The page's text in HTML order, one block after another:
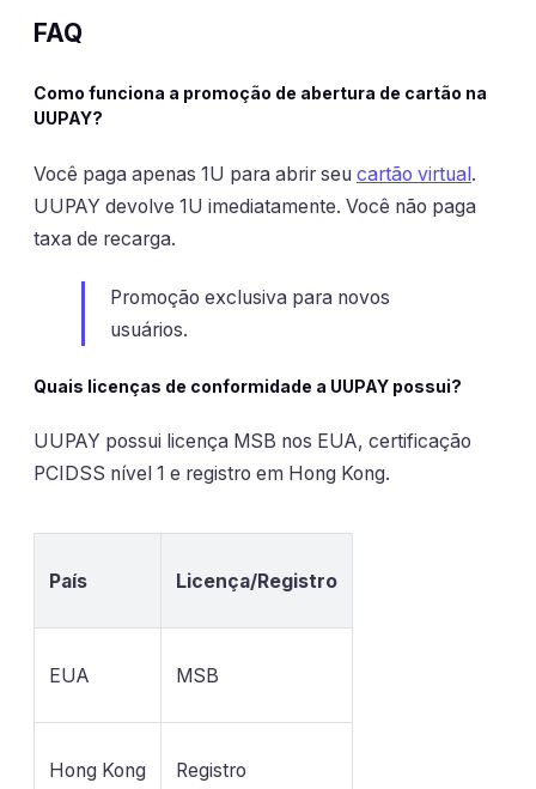
FAQ
Como funciona a promoção de abertura de cartão na
UUPAY?
Você paga apenas 1U para abrir seu cartão virtual.
UUPAY devolve 1U imediatamente. Você não paga
taxa de recarga.
Promoção exclusiva para novos
usuários.
Quais licenças de conformidade a UUPAY possui?
UUPAY possui licença MSB nos EUA, certificação
PCIDSS nível 1 e registro em Hong Kong.
País Licença/Registro
EUA MSB
Hong Kong Registro